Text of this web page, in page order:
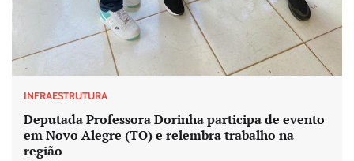
INFRAESTRUTURA
Deputada Professora Dorinha participa de evento
em Novo Alegre (TO) e relembra trabalho na
região